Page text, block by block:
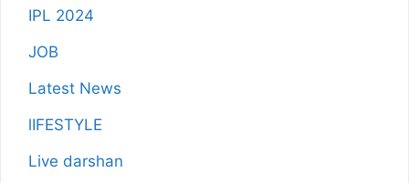
IPL 2024
JOB
Latest News
lIFESTYLE
Live darshan